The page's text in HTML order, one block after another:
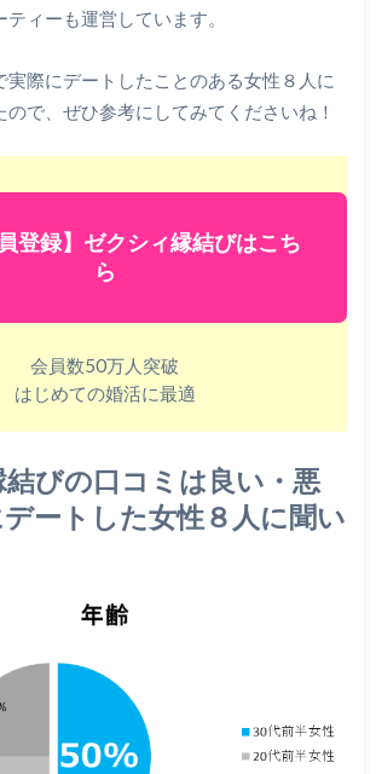
ィーも運営しています。
実際にデートしたことのある女性８人に
ので、ぜひ参考にしてみてくださいね！
員登録】ゼクシィ縁結びはこち
ら
会員数50万人突破
はじめての婚活に最適
びの口コミは良い・悪
ートした女性８人に聞い